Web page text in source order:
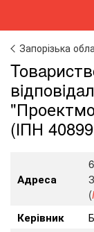
Запорізька
(ІПН
Адреса
(
Керівник